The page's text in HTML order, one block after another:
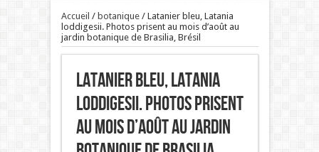
Accueil / botanique/ Latanier bleu, Latania
loddigesii. Photos prisent au mois d’août au
jardin botanique de Brasilia, Brésil
Latanier bleu, Latania
loddigesii. Photos prisent
au mois d’août au jardin